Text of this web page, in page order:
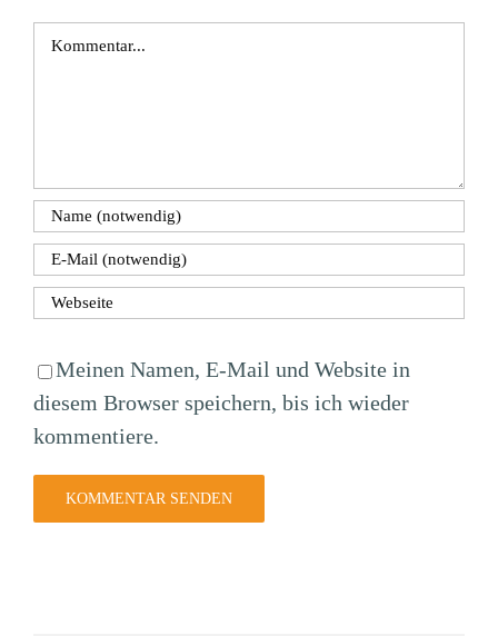
Kommentar
Meinen Namen, E-Mail und Website in
diesem Browser speichern, bis ich wieder
kommentiere.